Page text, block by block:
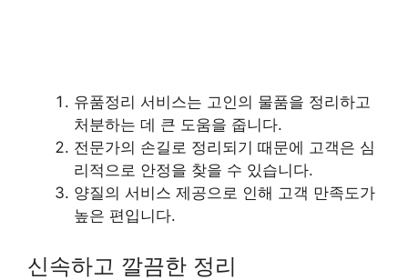
유품정리 서비스는 고인의 물품을 정리하고
처분하는 데 큰 도움을 줍니다.
전문가의 손길로 정리되기 때문에 고객은 심
리적으로 안정을 찾을 수 있습니다.
양질의 서비스 제공으로 인해 고객 만족도가
높은 편입니다.
신속하고 깔끔한 정리